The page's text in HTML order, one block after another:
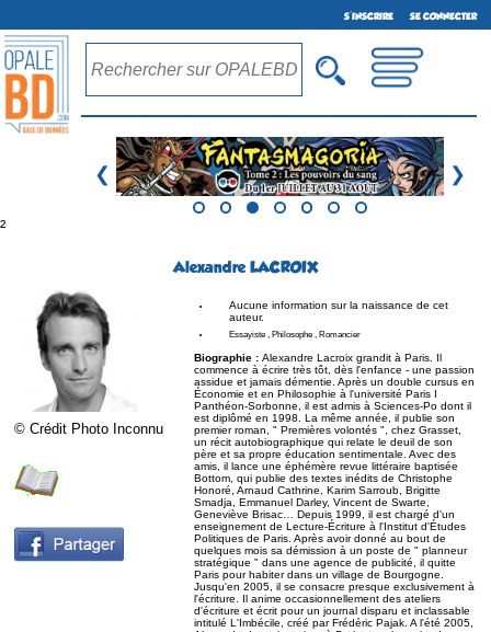
S'INSCRIRE SE CONNECTER
❮ ❯
²
Alexandre LACROIX
© Crédit Photo Inconnu
Aucune information sur la naissance de cet
auteur.
Essayiste , Philosophe , Romancier
Biographie : Alexandre Lacroix grandit à Paris. Il
commence à écrire très tôt, dès l'enfance - une passion
assidue et jamais démentie. Après un double cursus en
Économie et en Philosophie à l'université Paris I
Panthéon-Sorbonne, il est admis à Sciences-Po dont il
est diplômé en 1998. La même année, il publie son
premier roman, " Premières volontés ", chez Grasset,
un récit autobiographique qui relate le deuil de son
père et sa propre éducation sentimentale. Avec des
amis, il lance une éphémère revue littéraire baptisée
Bottom, qui publie des textes inédits de Christophe
Honoré, Arnaud Cathrine, Karim Sarroub, Brigitte
Smadja, Emmanuel Darley, Vincent de Swarte,
Geneviève Brisac… Depuis 1999, il est chargé d'un
enseignement de Lecture-Écriture à l'Institut d'Études
Politiques de Paris. Après avoir donné au bout de
quelques mois sa démission à un poste de " planneur
stratégique " dans une agence de publicité, il quitte
Paris pour habiter dans un village de Bourgogne.
Jusqu'en 2005, il se consacre presque exclusivement à
l'écriture. Il anime occasionnellement des ateliers
d'écriture et écrit pour un journal disparu et inclassable
intitulé L'Imbécile, créé par Frédéric Pajak. A l'été 2005,